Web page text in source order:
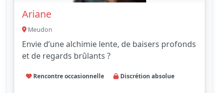
Ariane
Meudon
Envie d’une alchimie lente, de baisers profonds
et de regards brûlants ?
Rencontre occasionnelle Discrétion absolue